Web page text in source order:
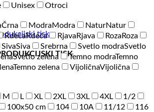
TISK
Unisex
Otroci
Črna ModraModra NaturNatur
RdečaRdeča Rjava Rjava Roza Roza
SivaSiva Srebrna Svetlo modraSvetlo
Svetlo zelena Temno modraTemno
Temno zelena VijoličnaVijolična
M L XL 2XL 3XL 4XL
1/2
100x50 cm 104 10A 11/12
116